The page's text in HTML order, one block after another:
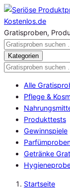
Zum
Inhalt
springen
Gratisproben,
Gratisproben
durchsuchen
Kategorien
Gratisproben
Alle
Pflege &
Produkttests
Gewinnspiele
Getränke
Startseite